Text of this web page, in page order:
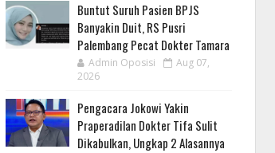
Buntut Suruh Pasien BPJS
Banyakin Duit, RS Pusri
Palembang Pecat Dokter Tamara
Admin Oposisi
Aug 07,
2026
Pengacara Jokowi Yakin
Praperadilan Dokter Tifa Sulit
Dikabulkan, Ungkap 2 Alasannya